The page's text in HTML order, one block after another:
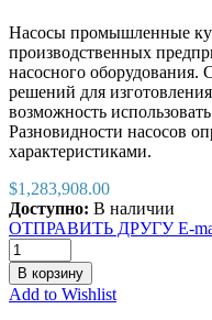
Насосы промышленные
производственных
насосного оборудования.
решений для
возможность
Разновидности насосов
характеристиками.
$1,283,908.00
Доступно: В наличии
ОТПРАВИТЬ ДРУГУ E-
В корзину
Add to Wishlist